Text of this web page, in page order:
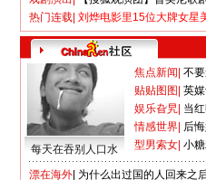
热门连载 刘烨电影里15位大牌女星
每天在吞别人口水
焦点新闻 不
贴贴图图 英
娱乐旮旯 当
情感世界 后
型男索女 小
漂在海外 为什么出过国的人回来之